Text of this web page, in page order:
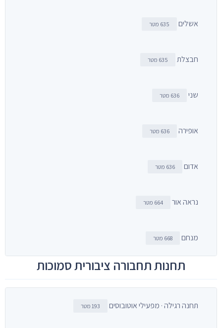
אשלים 635 מטר
חבצלת 635 מטר
שני 636 מטר
אופירה 636 מטר
אדום 636 מטר
נראה אור 664 מטר
מנחם 668 מטר
תחנות תחבורה ציבורית סמוכות
תחנה רגילה · מפעילי אוטובוסים 193 מטר